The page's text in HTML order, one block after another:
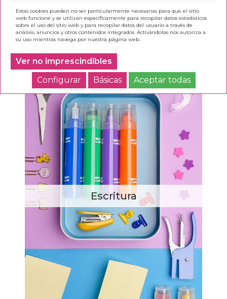
Estas cookies pueden no ser particularmente necesarias para que el sitio
web funcione y se utilizan específicamente para recopilar datos estadísticos
sobre el uso del sitio web y para recopilar datos del usuario a través de
análisis, anuncios y otros contenidos integrados. Activándolas nos autoriza a
su uso mientras navega por nuestra página web.
Ver no imprescindibles
Configurar
Básicas Aceptar todas
Escritura